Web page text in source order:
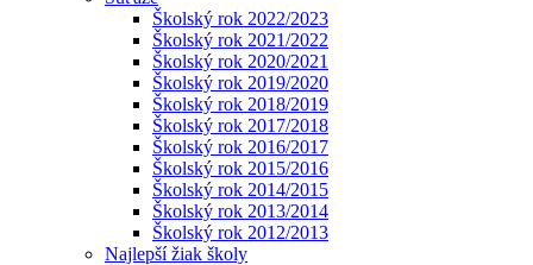
Školský rok 2022/2023
Školský rok 2021/2022
Školský rok 2020/2021
Školský rok 2019/2020
Školský rok 2018/2019
Školský rok 2017/2018
Školský rok 2016/2017
Školský rok 2015/2016
Školský rok 2014/2015
Školský rok 2013/2014
Školský rok 2012/2013
Najlepší žiak školy